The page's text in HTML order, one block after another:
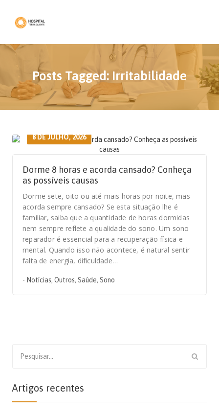
Posts Tagged: Irritabilidade
8 DE JULHO, 2026
Dorme 8 horas e acorda cansado? Conheça
as possíveis causas
Dorme sete, oito ou até mais horas por noite, mas
acorda sempre cansado? Se esta situação lhe é
familiar, saiba que a quantidade de horas dormidas
nem sempre reflete a qualidade do sono. Um sono
reparador é essencial para a recuperação física e
mental. Quando isso não acontece, é natural sentir
falta de energia, dificuldade…
- Notícias, Outros, Saúde, Sono
for:
Artigos recentes